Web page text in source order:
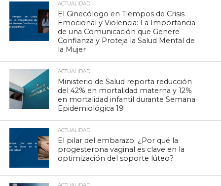
ACTUALIDAD
El Ginecólogo en Tiempos de Crisis
Emocional y Violencia: La Importancia
de una Comunicación que Genere
Confianza y Proteja la Salud Mental de
la Mujer
ACTUALIDAD
Ministerio de Salud reporta reducción
del 42% en mortalidad materna y 12%
en mortalidad infantil durante Semana
Epidemiológica 19
ACTUALIDAD
El pilar del embarazo: ¿Por qué la
progesterona vaginal es clave en la
optimización del soporte lúteo?